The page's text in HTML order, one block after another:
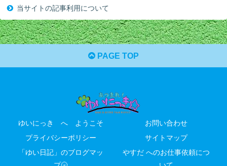
当サイトの記事利用について
PAGE TOP
ゆいにっき へ ようこそ
お問い合わせ
プライバシーポリシー
サイトマップ
「ゆい日記」のブログマッ
やすだ へのお仕事依頼につ